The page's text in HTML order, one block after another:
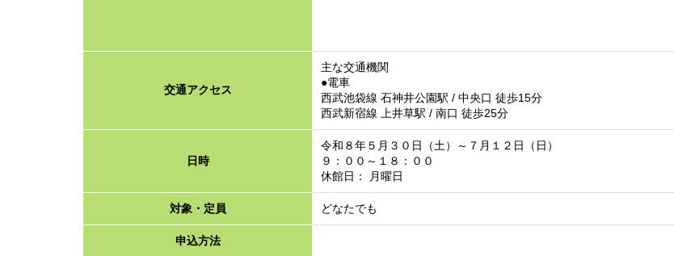
交通アクセス
主な交通機関
●電車
西武池袋線 石神井公園駅 / 中央口 徒歩15分
西武新宿線 上井草駅 / 南口 徒歩25分
日時
令和８年５月３０日（土）～７月１２日（日）
９：００～１８：００
休館日： 月曜日
対象・定員 どなたでも
申込方法